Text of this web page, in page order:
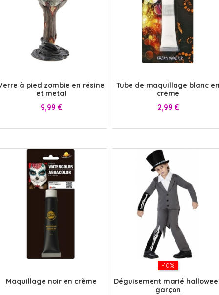
à pied zombie en résine
et metal
Prix
9,99 €
Tube de maquillage blanc en
crème
Prix
2,99 €
Maquillage noir en crème
-10%
Déguisement marié
garçon